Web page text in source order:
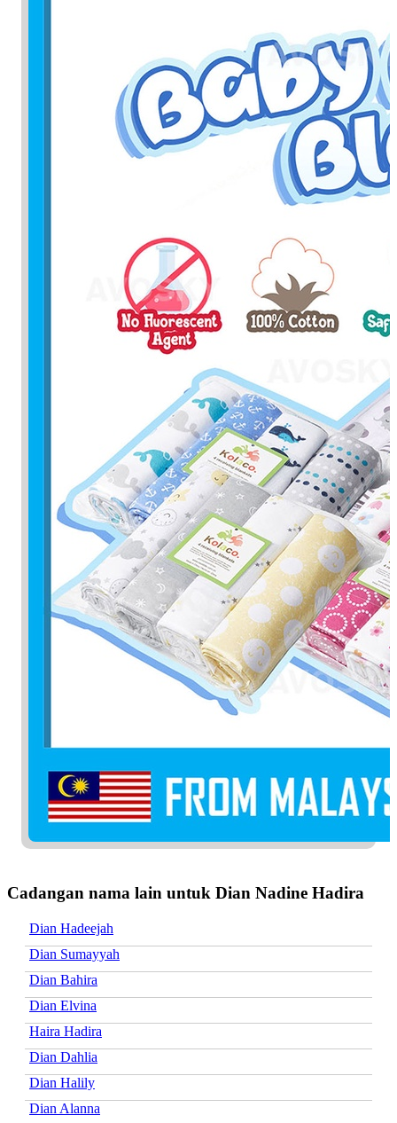
Cadangan nama lain untuk Dian Nadine Hadira
Dian Hadeejah
Dian Sumayyah
Dian Bahira
Dian Elvina
Haira Hadira
Dian Dahlia
Dian Halily
Dian Alanna